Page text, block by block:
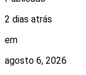
2 dias atrás
em
agosto 6, 2026